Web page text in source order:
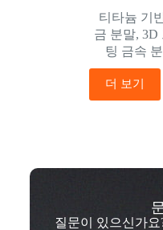
티타늄 기
금 분말,3D
팅 금속
더 보기
질문이 있으신가요